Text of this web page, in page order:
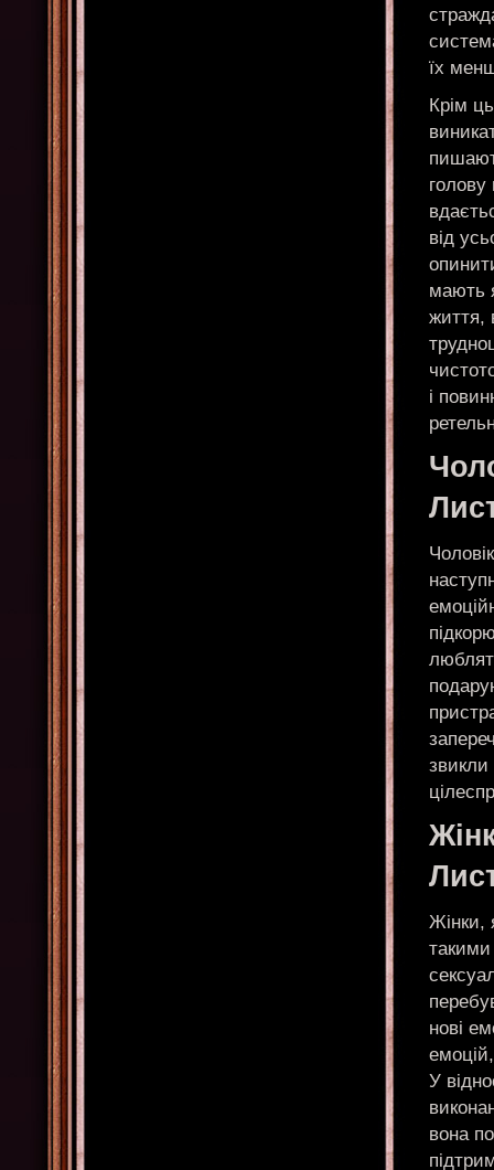
їх
Крім
від
мають
життя,
і
Жінки,
нові
У
вона